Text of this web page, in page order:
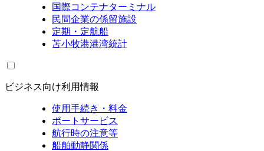
国際コンテナターミナル
民間企業の係留施設
定期・定航船
苫小牧港港湾統計
ビジネス向け利用情報
使用手続き・料金
ポートサービス
航行時の注意等
船舶動静関係